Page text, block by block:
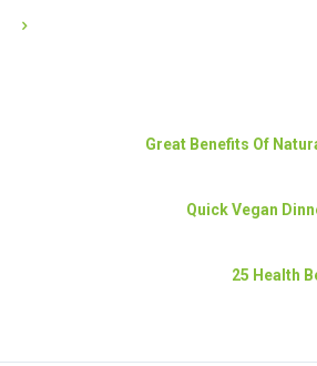
Great Benefits Of
Quick Vegan
25 Health